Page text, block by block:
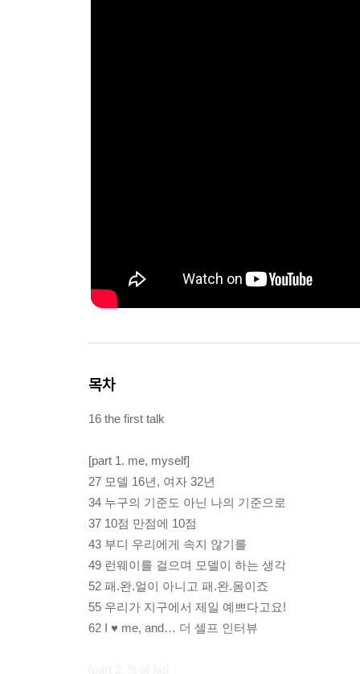
목차
16 the first talk
[part 1. me, myself]
27 모델 16년, 여자 32년
34 누구의 기준도 아닌 나의 기준으로
37 10점 만점에 10점
43 부디 우리에게 속지 않기를
49 런웨이를 걸으며 모델이 하는 생각
52 패.완.얼이 아니고 패.완.몸이죠
55 우리가 지구에서 제일 예쁘다고요!
62 I ♥ me, and… 더 셀프 인터뷰